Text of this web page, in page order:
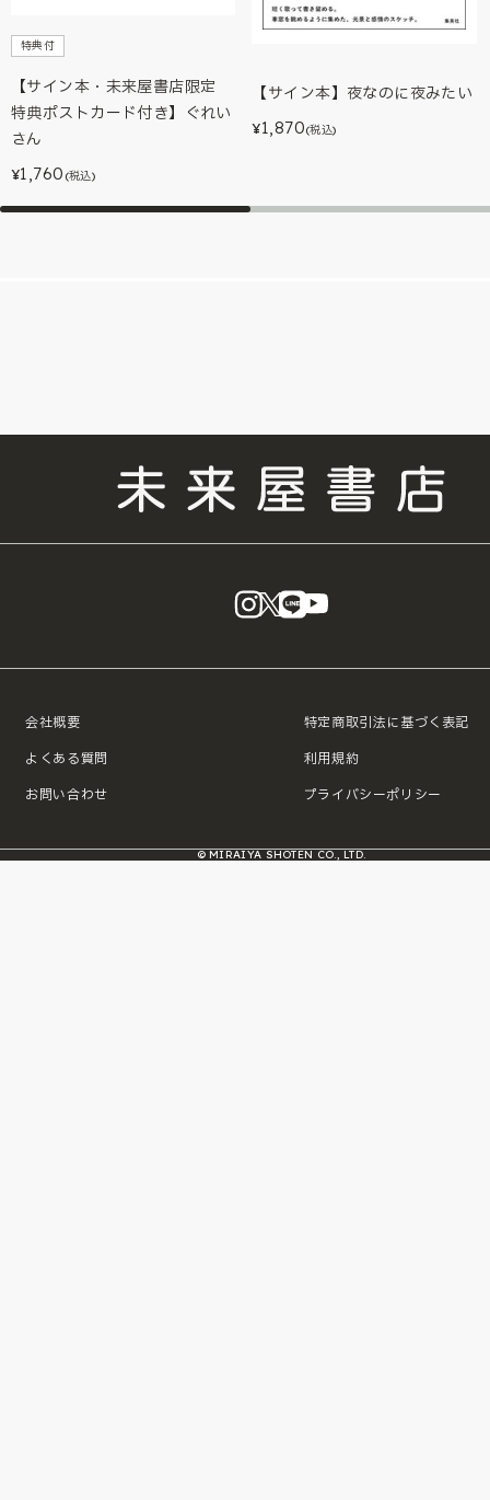
特典付
【サイン本・未来屋書店限定
特典ポストカード付き】ぐれい
さん
¥1,760 (税込)
【サイン本】夜なのに夜みたい
¥1,870(税込)
instagram
X LINE
会社概要
よくある質問
お問い合わせ
特定商取引法に基づく表記
利用規約
プライバシーポリシー
© MIRAIYA SHOTEN CO., LTD.